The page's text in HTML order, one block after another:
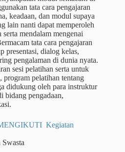
tata cara pengajaran
keadaan, dan modul supaya
lain nanti dapat memperoleh
mendalam mengenai
tata cara pengajaran
presentasi, dialog kelas,
pengalaman di dunia nyata.
sesi pelatihan serta untuk
pelatihan tentang
didukung oleh para instruktur
bidang pengadaan,
Kegiatan